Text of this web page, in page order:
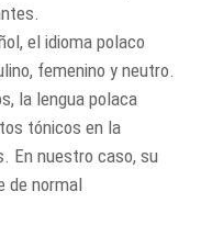
el idioma polaco
femenino y neutro.
la lengua polaca
tónicos en la
En nuestro caso, su
de normal